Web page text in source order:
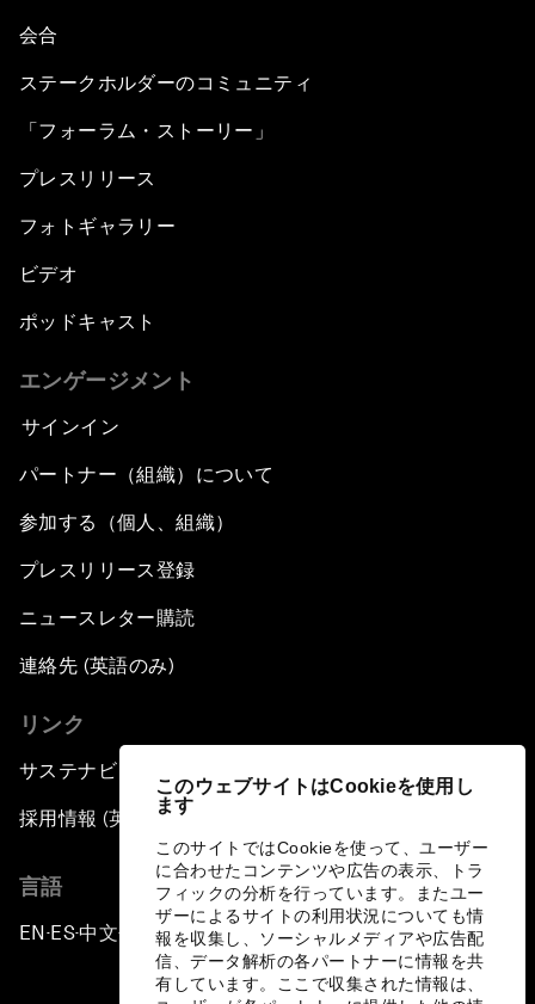
このウェブサイトはCookieを使用し
ます
このサイトではCookieを使って、ユーザー
に合わせたコンテンツや広告の表示、トラ
フィックの分析を行っています。またユー
ザーによるサイトの利用状況についても情
報を収集し、ソーシャルメディアや広告配
信、データ解析の各パートナーに情報を共
有しています。ここで収集された情報は、
会合
ステークホルダーのコミュニティ
「フォーラム・ストーリー」
プレスリリース
フォトギャラリー
ビデオ
ポッドキャスト
エンゲージメント
サインイン
パートナー（組織）について
参加する（個人、組織）
プレスリリース登録
ニュースレター購読
連絡先 (英語のみ)
リンク
サステナビリティへの取り組み
採用情報 (英語のみ)
言語
EN ▪ES▪中文▪ 日本語